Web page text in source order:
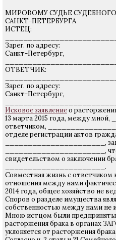
МИРОВОМУ СУДЬЕ СУДЕБНОГО
САНКТ-ПЕТЕРБУРГА
ИСТЕЦ:
Зарег. по адресу:
Санкт-Петербург,
ОТВЕТЧИК:
Зарег. по адресу:
Санкт-Петербург,
Исковое заявлениео
13 марта 2015 года, между
ответчиком,
отделе регистрации актов
______________________,
______________________,
свидетельством о заключении
______________________.
Совместная жизнь с ответчиком
отношения между нами
2014 года, общее хозяйство не
Споров о разделе имущества
собственностью между нами не
Мною истцом были
расторжения брака в органах
уклоняется от расторжения